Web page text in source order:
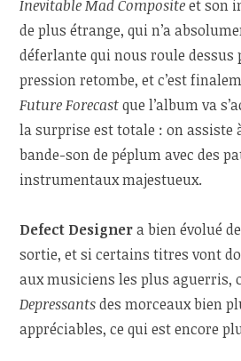
Inevitable Mad Compositeet son
de plus étrange, qui n’a
déferlante qui nous roule dessus
pression retombe, et c’est
Future Forecastque l’album va
la surprise est totale : on assiste
bande-son de péplum avec des
instrumentaux majestueux.
Defect Designera bien évolué
sortie, et si certains titres vont
aux musiciens les plus aguerris,
Depressantsdes morceaux bien
appréciables, ce qui est encore